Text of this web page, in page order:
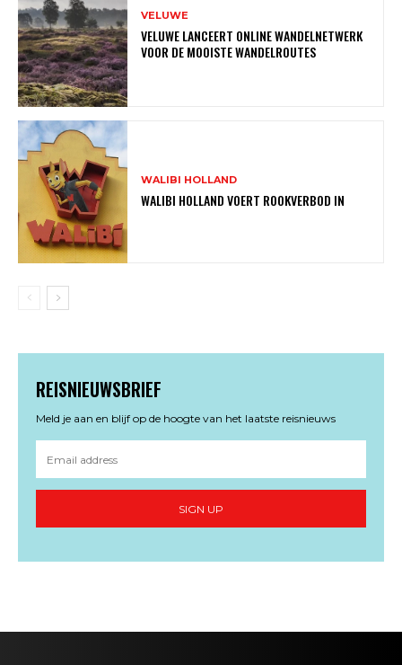
VELUWE
VELUWE LANCEERT ONLINE WANDELNETWERK
VOOR DE MOOISTE WANDELROUTES
WALIBI HOLLAND
WALIBI HOLLAND VOERT ROOKVERBOD IN
REISNIEUWSBRIEF
Meld je aan en blijf op de hoogte van het laatste reisnieuws
SIGN UP